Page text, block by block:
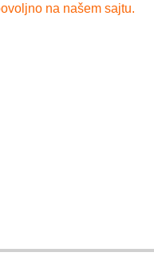
na našem sajtu.